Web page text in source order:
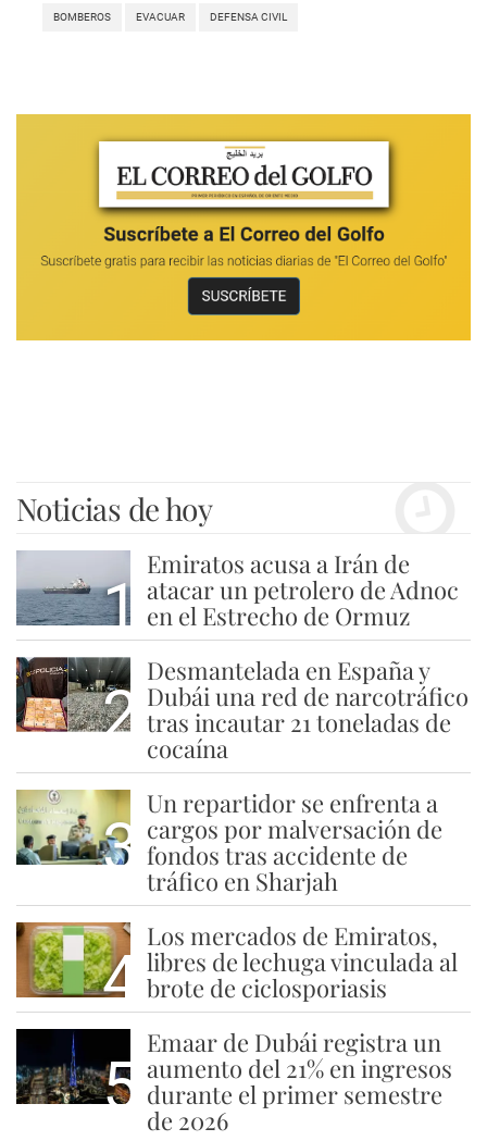
BOMBEROS EVACUAR DEFENSA CIVIL
Noticias de hoy
1
Emiratos acusa a Irán de
atacar un petrolero de Adnoc
en el Estrecho de Ormuz
2
Desmantelada en España y
Dubái una red de narcotráfico
tras incautar 21 toneladas de
cocaína
3
Un repartidor se enfrenta a
cargos por malversación de
fondos tras accidente de
tráfico en Sharjah
4
Los mercados de Emiratos,
libres de lechuga vinculada al
brote de ciclosporiasis
5
Emaar de Dubái registra un
aumento del 21% en ingresos
durante el primer semestre
de 2026